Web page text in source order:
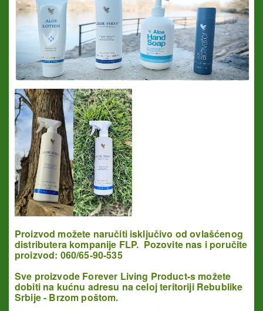
Proizvod možete naručiti isključivo od ovlašćenog
distributera kompanije FLP. Pozovite nas i poručite
proizvod: 060/65-90-535
Sve proizvode Forever Living Product-s možete
dobiti na kućnu adresu na celoj teritoriji Rebublike
Srbije - Brzom poštom.